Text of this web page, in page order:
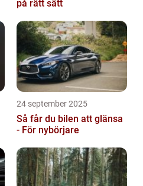
på rätt sätt
24 september 2025
Så får du bilen att glänsa
- För nybörjare